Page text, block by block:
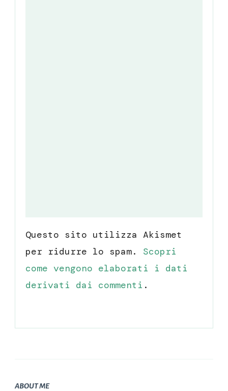
Questo sito utilizza Akismet
per ridurre lo spam. Scopri
come vengono elaborati i dati
derivati dai commenti .
ABOUT ME